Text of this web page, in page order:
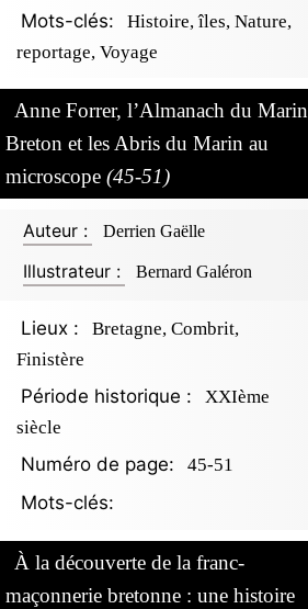
Mots-clés:
Histoire, îles, Nature,
reportage, Voyage
Anne Forrer, l’Almanach du Marin
Breton et les Abris du Marin au
microscope (45-51)
Auteur : Derrien Gaëlle
Illustrateur : Bernard Galéron
Lieux :
Bretagne, Combrit,
Finistère
Période historique :
XXIème
siècle
Numéro de page: 45-51
Mots-clés:
À la découverte de la franc-
maçonnerie bretonne : une histoire